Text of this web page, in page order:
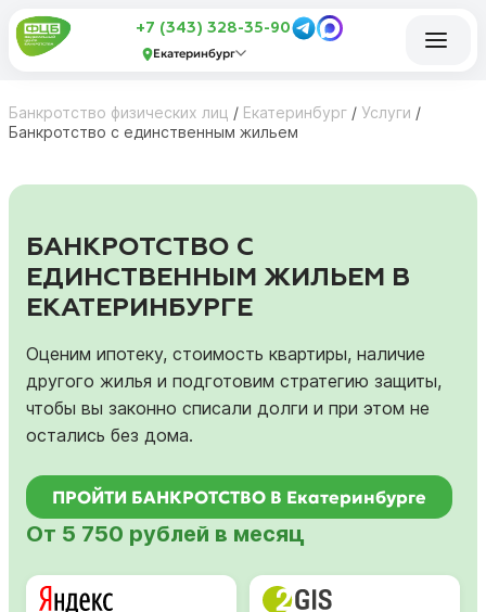
+7 (343) 328-35-90
Екатеринбург
Банкротство физических лиц / Екатеринбург / Услуги /
Банкротство с единственным жильем
БАНКРОТСТВО С
ЕДИНСТВЕННЫМ ЖИЛЬЕМ В
ЕКАТЕРИНБУРГЕ
Оценим ипотеку, стоимость квартиры, наличие
другого жилья и подготовим стратегию защиты,
чтобы вы законно списали долги и при этом не
остались без дома.
ПРОЙТИ БАНКРОТСТВО В Екатеринбурге
От 5 750 рублей в месяц